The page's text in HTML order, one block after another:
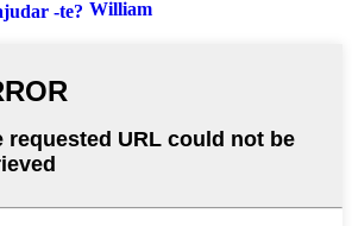
William